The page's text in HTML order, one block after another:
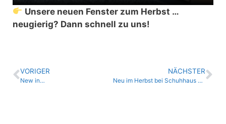
Unsere neuen Fenster zum Herbst …
neugierig? Dann schnell zu uns!
VORIGER
New in…
NÄCHSTER
Neu im Herbst bei Schuhhaus Hermanns – stilvoll durch die goldene Jahreszeit